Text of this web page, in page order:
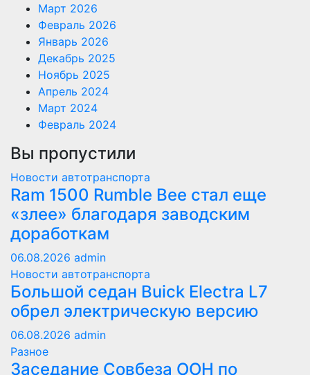
Март 2026
Февраль 2026
Январь 2026
Декабрь 2025
Ноябрь 2025
Апрель 2024
Март 2024
Февраль 2024
Вы пропустили
Новости автотранспорта
Ram 1500 Rumble Bee стал еще
«злее» благодаря заводским
доработкам
06.08.2026 admin
Новости автотранспорта
Большой седан Buick Electra L7
обрел электрическую версию
06.08.2026 admin
Разное
Заседание Совбеза ООН по